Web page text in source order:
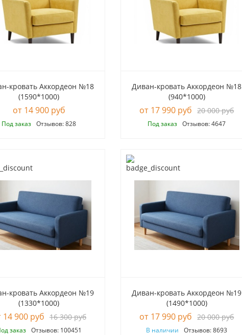
кровать Аккордеон №18
(1590*1000)
14 900 руб
Под заказ Отзывов: 828
Диван-кровать Аккордеон №18
(940*1000)
17 990 руб 20 000 руб
Под заказ Отзывов: 4647
кровать Аккордеон №19
(1330*1000)
14 900 руб 16 300 руб
заказ Отзывов: 100451
Диван-кровать Аккордеон №19
(1490*1000)
17 990 руб 20 000 руб
В наличии Отзывов: 8693